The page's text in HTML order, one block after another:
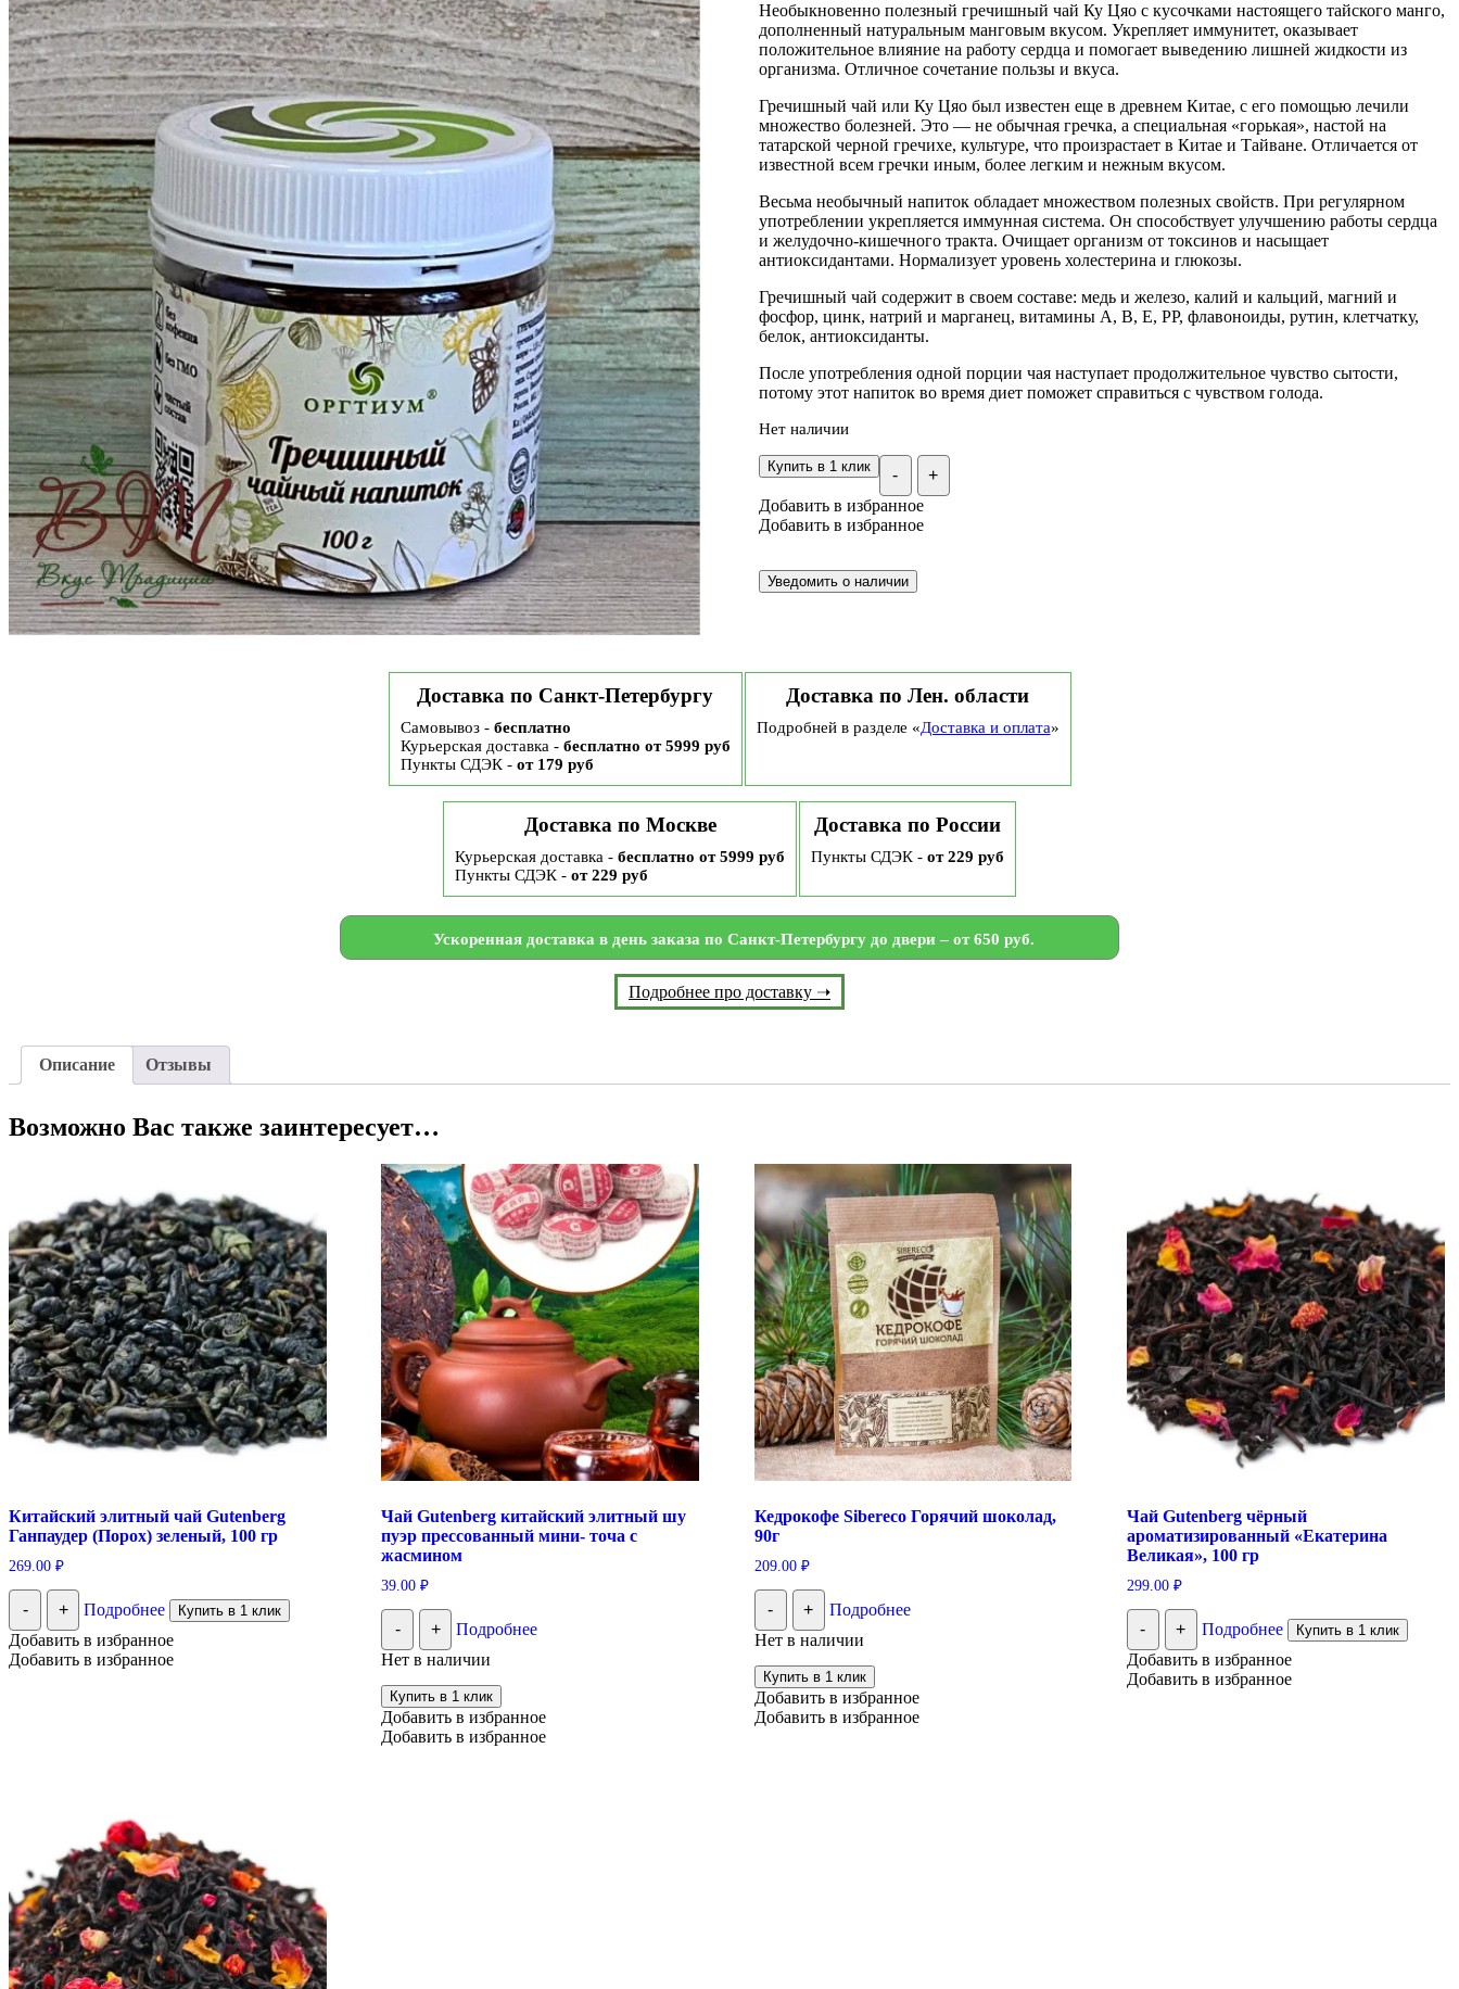
Необыкновенно полезный гречишный чай Ку Цяо с кусочками настоящего тайского манго,
дополненный натуральным манговым вкусом. Укрепляет иммунитет, оказывает
положительное влияние на работу сердца и помогает выведению лишней жидкости из
организма. Отличное сочетание пользы и вкуса.
Гречишный чай или Ку Цяо был известен еще в древнем Китае, с его помощью лечили
множество болезней. Это — не обычная гречка, а специальная «горькая», настой на
татарской черной гречихе, культуре, что произрастает в Китае и Тайване. Отличается от
известной всем гречки иным, более легким и нежным вкусом.
Весьма необычный напиток обладает множеством полезных свойств. При регулярном
употреблении укрепляется иммунная система. Он способствует улучшению работы сердца
и желудочно-кишечного тракта. Очищает организм от токсинов и насыщает
антиоксидантами. Нормализует уровень холестерина и глюкозы.
Гречишный чай содержит в своем составе: медь и железо, калий и кальций, магний и
фосфор, цинк, натрий и марганец, витамины А, В, Е, РР, флавоноиды, рутин, клетчатку,
белок, антиоксиданты.
После употребления одной порции чая наступает продолжительное чувство сытости,
потому этот напиток во время диет поможет справиться с чувством голода.
Нет наличии
- +
Купить в 1 клик
Добавить в избранное
Добавить в избранное
Доставка по Санкт-Петербургу
Самовывоз - бесплатно
Курьерская доставка - бесплатно от 5999 руб
Пункты СДЭК - от 179 руб
Доставка по Лен. области
Подробней в разделе «Доставка и оплата»
Доставка по Москве
Курьерская доставка - бесплатно от 5999 руб
Пункты СДЭК - от 229 руб
Доставка по России
Пункты СДЭК - от 229 руб
Ускоренная доставка в день заказа по Санкт-Петербургу до двери – от 650 руб.
Подробнее про доставку ➝
Описание Отзывы
Возможно Вас также заинтересует…
Китайский элитный чай Gutenberg
Ганпаудер (Порох) зеленый, 100 гр
269.00 ₽
- + Подробнее Купить в 1 клик
Добавить в избранное
Добавить в избранное
Чай Gutenberg китайский элитный шу
пуэр прессованный мини- точа с
жасмином
39.00₽
- +
Подробнее
Нет в наличии
Купить в 1 клик
Добавить в избранное
Добавить в избранное
Кедрокофе Sibereco Горячий шоколад,
90г
209.00 ₽
- +
Подробнее
Нет в наличии
Купить в 1 клик
Добавить в избранное
Добавить в избранное
Чай Gutenberg чёрный
ароматизированный «Екатерина
Великая», 100 гр
299.00 ₽
- + Подробнее Купить в 1 клик
Добавить в избранное
Добавить в избранное